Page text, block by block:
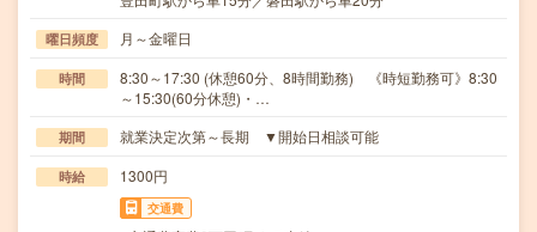
曜日頻度 月～金曜日
時間
8:30～17:30 (休憩60分、8時間勤務) 《時短勤務可》8:30
～15:30(60分休憩)・…
期間 就業決定次第～長期 ▼開始日相談可能
時給 1300円
交通費